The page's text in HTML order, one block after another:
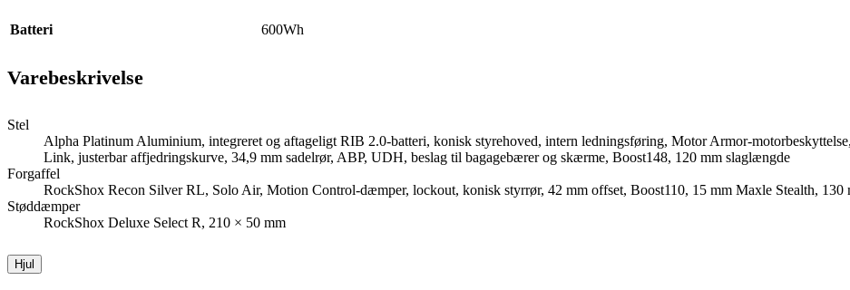
Batteri 600Wh
Varebeskrivelse
Stel
Alpha Platinum Aluminium, integreret og aftageligt RIB 2.0-batteri, konisk styrehoved, intern ledningsføring, Motor Armor-
Link, justerbar affjedringskurve, 34,9 mm sadelrør, ABP, UDH, beslag til bagagebærer og skærme, Boost148, 120 mm slaglængde
Forgaffel
RockShox Recon Silver RL, Solo Air, Motion Control-dæmper, lockout, konisk styrrør, 42 mm offset, Boost110, 15 mm Maxle Stealth, 130
Støddæmper
RockShox Deluxe Select R, 210 × 50 mm
Hjul